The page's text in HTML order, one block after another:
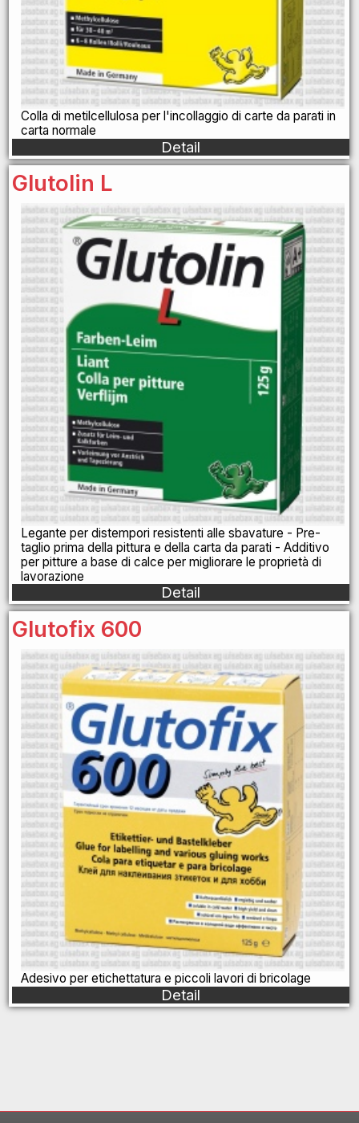
Colla di metilcellulosa per l'incollaggio di carte da parati in
carta normale
Detail
Glutolin L
Legante per distempori resistenti alle sbavature - Pre-
taglio prima della pittura e della carta da parati - Additivo
per pitture a base di calce per migliorare le proprietà di
lavorazione
Detail
Glutofix 600
Adesivo per etichettatura e piccoli lavori di bricolage
Detail